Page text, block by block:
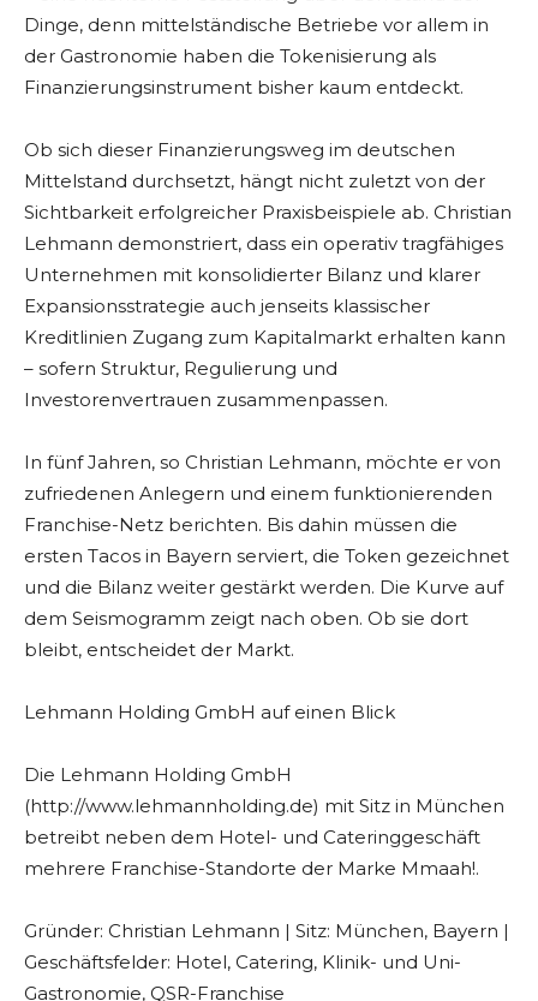
Dinge, denn mittelständische Betriebe vor allem in
der Gastronomie haben die Tokenisierung als
Finanzierungsinstrument bisher kaum entdeckt.
Ob sich dieser Finanzierungsweg im deutschen
Mittelstand durchsetzt, hängt nicht zuletzt von der
Sichtbarkeit erfolgreicher Praxisbeispiele ab. Christian
Lehmann demonstriert, dass ein operativ tragfähiges
Unternehmen mit konsolidierter Bilanz und klarer
Expansionsstrategie auch jenseits klassischer
Kreditlinien Zugang zum Kapitalmarkt erhalten kann
– sofern Struktur, Regulierung und
Investorenvertrauen zusammenpassen.
In fünf Jahren, so Christian Lehmann, möchte er von
zufriedenen Anlegern und einem funktionierenden
Franchise-Netz berichten. Bis dahin müssen die
ersten Tacos in Bayern serviert, die Token gezeichnet
und die Bilanz weiter gestärkt werden. Die Kurve auf
dem Seismogramm zeigt nach oben. Ob sie dort
bleibt, entscheidet der Markt.
Lehmann Holding GmbH auf einen Blick
Die Lehmann Holding GmbH
(http://www.lehmannholding.de) mit Sitz in München
betreibt neben dem Hotel- und Cateringgeschäft
mehrere Franchise-Standorte der Marke Mmaah!.
Gründer: Christian Lehmann | Sitz: München, Bayern |
Geschäftsfelder: Hotel, Catering, Klinik- und Uni-
Gastronomie, QSR-Franchise